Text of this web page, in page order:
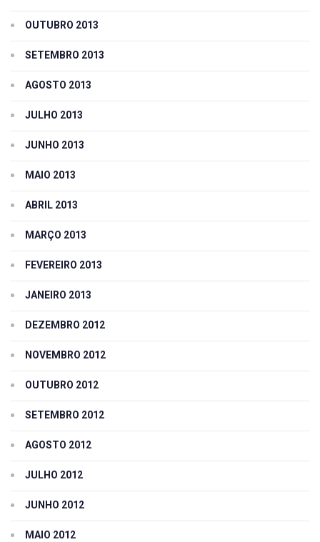
OUTUBRO 2013
SETEMBRO 2013
AGOSTO 2013
JULHO 2013
JUNHO 2013
MAIO 2013
ABRIL 2013
MARÇO 2013
FEVEREIRO 2013
JANEIRO 2013
DEZEMBRO 2012
NOVEMBRO 2012
OUTUBRO 2012
SETEMBRO 2012
AGOSTO 2012
JULHO 2012
JUNHO 2012
MAIO 2012